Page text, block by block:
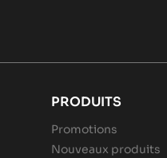
PRODUITS
Promotions
Nouveaux produits